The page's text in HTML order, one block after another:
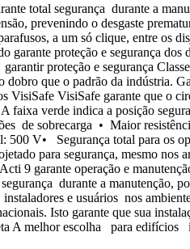
total segurança durante a
prevenindo o desgaste
a um só clique, entre os
garante proteção e segurança
proteção e segurança
dobro que o padrão da indústria.
VisiSafe VisiSafe garante que o
faixa verde indica a posição
de sobrecarga • Maior
500 V• Segurança total para os
para segurança, mesmo nos
9 garante operação e
durante a manutenção,
instaladores e usuários nos
Isto garante que sua
A melhor escolha para edifícios